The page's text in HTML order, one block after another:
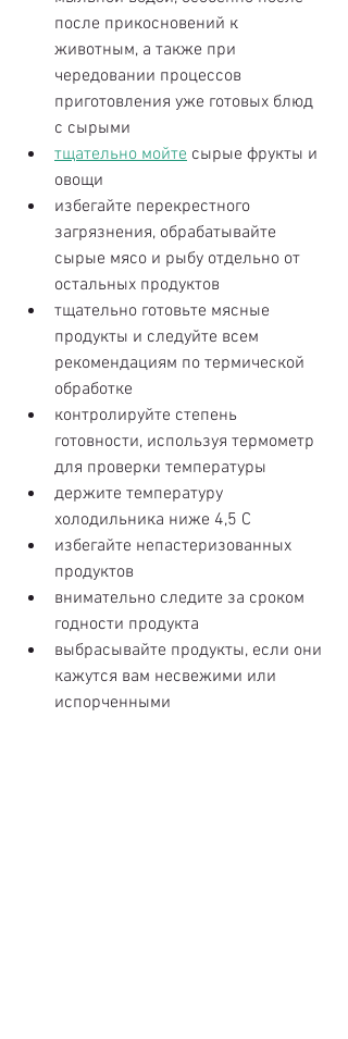
после прикосновений к
животным, а также при
чередовании процессов
приготовления уже готовых блюд
с сырыми
тщательно мойте сырые фрукты и
овощи
избегайте перекрестного
загрязнения, обрабатывайте
сырые мясо и рыбу отдельно от
остальных продуктов
тщательно готовьте мясные
продукты и следуйте всем
рекомендациям по термической
обработке
контролируйте степень
готовности, используя термометр
для проверки температуры
держите температуру
холодильника ниже 4,5 С
избегайте непастеризованных
продуктов
внимательно следите за сроком
годности продукта
выбрасывайте продукты, если они
кажутся вам несвежими или
испорченными